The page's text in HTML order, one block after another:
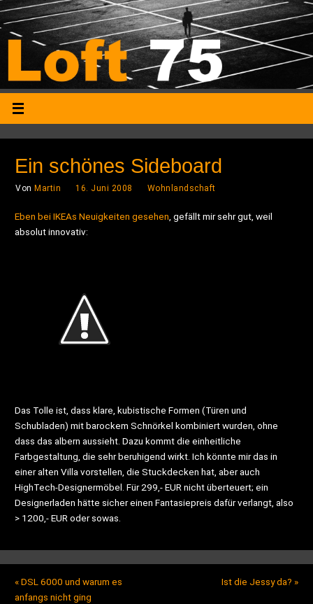
Ein schönes Sideboard
Von Martin 16. Juni 2008 Wohnlandschaft
Eben bei IKEAs Neuigkeiten gesehen , gefällt mir sehr gut, weil
absolut innovativ:
Das Tolle ist, dass klare, kubistische Formen (Türen und
Schubladen) mit barockem Schnörkel kombiniert wurden, ohne
dass das albern aussieht. Dazu kommt die einheitliche
Farbgestaltung, die sehr beruhigend wirkt. Ich könnte mir das in
einer alten Villa vorstellen, die Stuckdecken hat, aber auch
HighTech-Designermöbel. Für 299,- EUR nicht überteuert; ein
Designerladen hätte sicher einen Fantasiepreis dafür verlangt, also
> 1200,- EUR oder sowas.
«DSL 6000 und warum es
anfangs nicht ging
Ist die Jessy da? »